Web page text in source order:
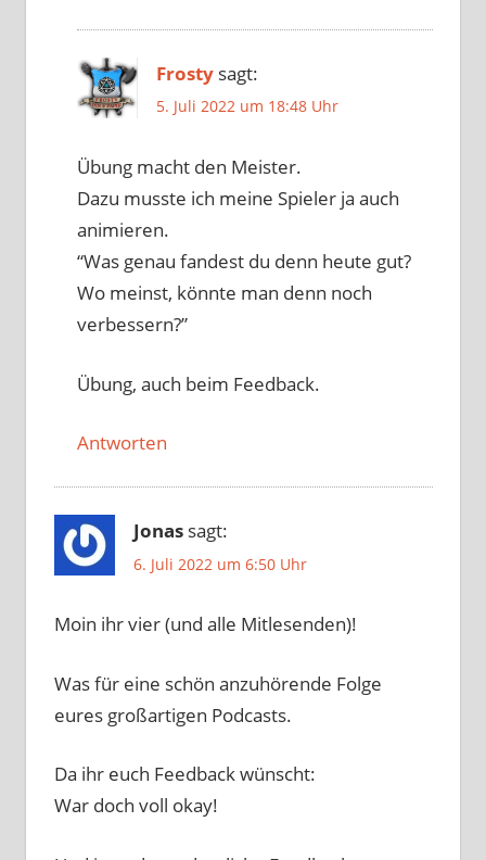
Frosty sagt:
5. Juli 2022 um 18:48 Uhr
Übung macht den Meister.
Dazu musste ich meine Spieler ja auch
animieren.
“Was genau fandest du denn heute gut?
Wo meinst, könnte man denn noch
verbessern?”
Übung, auch beim Feedback.
Antworten
Jonas sagt:
6. Juli 2022 um 6:50 Uhr
Moin ihr vier (und alle Mitlesenden)!
Was für eine schön anzuhörende Folge
eures großartigen Podcasts.
Da ihr euch Feedback wünscht:
War doch voll okay!